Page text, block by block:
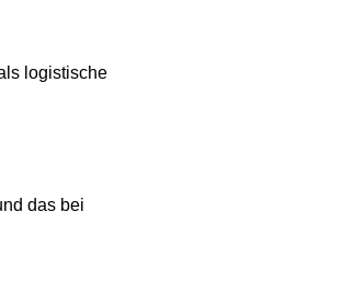
logistische
das bei